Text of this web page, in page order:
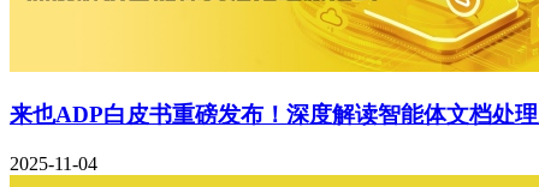
来也ADP白皮书重磅发布！深度解读智能体文档处
2025-11-04